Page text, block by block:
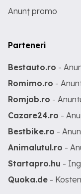
Anunț promo
Parteneri
Bestauto.ro -
Romimo.ro -
Romjob.ro -
Cazare24.ro -
Bestbike.ro -
Animalutul.ro -
Startapro.hu -
Quoka.de -